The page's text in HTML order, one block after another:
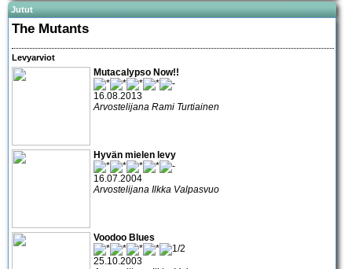
Jutut
The Mutants
Levyarviot
Mutacalypso Now!!
16.08.2013
Arvostelijana Rami Turtiainen
Hyvän mielen levy
16.07.2004
Arvostelijana Ilkka Valpasvuo
Voodoo Blues
25.10.2003